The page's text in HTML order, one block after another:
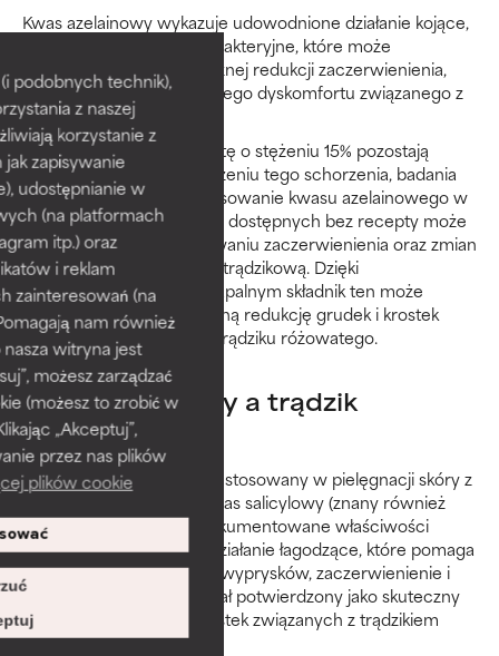
podobnych technik),
z naszej
korzystanie z
zapisywanie
udostępnianie w
(na platformach
itp.) oraz
i reklam
zainteresowań (na
nam również
witryna jest
możesz zarządzać
(możesz to zrobić w
„Akceptuj”,
przez nas plików
plików cookie
Kwas azelainowy wykazuje udowodnione działanie kojące,
przeciwutleniające i antybakteryjne, które może
przyczyniać się do widocznej redukcji zaczerwienienia,
nierównej tekstury i ogólnego dyskomfortu związanego z
trądzikiem różowatym.
Choć preparaty na receptę o stężeniu 15% pozostają
złotym standardem w leczeniu tego schorzenia, badania
potwierdzają, że także stosowanie kwasu azelainowego w
stężeniu 10% w formułach dostępnych bez recepty może
być skuteczne w redukowaniu zaczerwienienia oraz zmian
skórnych u osób ze skórą trądzikową. Dzięki
właściwościom przeciwzapalnym składnik ten może
również wspierać widoczną redukcję grudek i krostek
charakterystycznych dla trądziku różowatego.
Kwas salicylowy a trądzik
różowaty
Jako składnik złuszczający stosowany w pielęgnacji skóry z
trądzikiem różowatym, kwas salicylowy (znany również
jako BHA) ma dobrze udokumentowane właściwości
odnawiające skórę oraz działanie łagodzące, które pomaga
redukować skłonność do wyprysków, zaczerwienienie i
dyskomfort. Tak, BHA został potwierdzony jako skuteczny
w przypadku grudek i krostek związanych z trądzikiem
różowatym.